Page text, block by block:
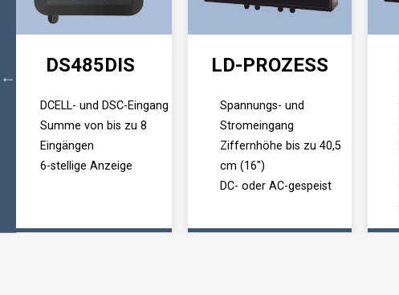
DS485DIS
DCELL- und DSC-Eingang
Summe von bis zu 8
Eingängen
6-stellige Anzeige
LD-PROZESS
Spannungs- und
Stromeingang
Ziffernhöhe bis zu 40,5
cm (16")
DC- oder AC-gespeist